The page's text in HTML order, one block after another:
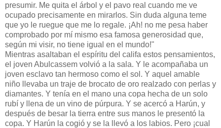
presumir. Me quita el árbol y el pavo real cuando me ve
ocupado precisamente en mirarlos. Sin duda alguna teme
que yo le ruegue que me lo regale. ¡Ah! no me pesa haber
comprobado por mí mismo esa famosa generosidad que,
según mi visir, no tiene igual en el mundo!"
Mientras asaltaban el espíritu del califa estos pensamientos,
el joven Abulcassem volvió a la sala. Y le acompañaba un
joven esclavo tan hermoso como el sol. Y aquel amable
niño llevaba un traje de brocato de oro realzado con perlas y
diamantes. Y tenía en el mano una copa hecha de un solo
rubí y llena de un vino de púrpura. Y se acercó a Harún, y
después de besar la tierra entre sus manos le presentó la
copa. Y Harún la cogió y se la llevó a los labios. Pero ¡cual